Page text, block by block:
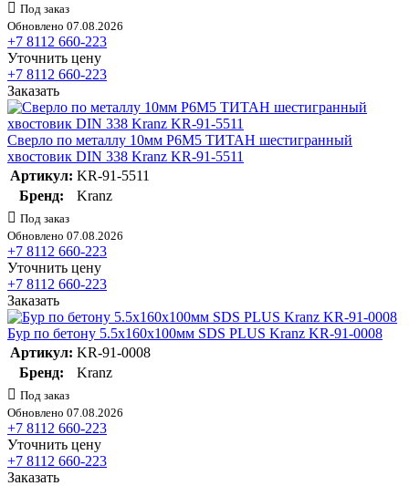
Под заказ
Обновлено 07.08.2026
+7 8112 660-223
Уточнить цену
+7 8112 660-223
Заказать
Сверло по металлу 10мм Р6М5 ТИТАН шестигранный
хвостовик DIN 338 Kranz KR-91-5511
Артикул: KR-91-5511
Бренд:
Kranz
Под заказ
Обновлено 07.08.2026
+7 8112 660-223
Уточнить цену
+7 8112 660-223
Заказать
Бур по бетону 5.5x160x100мм SDS PLUS Kranz KR-91-0008
Артикул: KR-91-0008
Бренд:
Kranz
Под заказ
Обновлено 07.08.2026
+7 8112 660-223
Уточнить цену
+7 8112 660-223
Заказать